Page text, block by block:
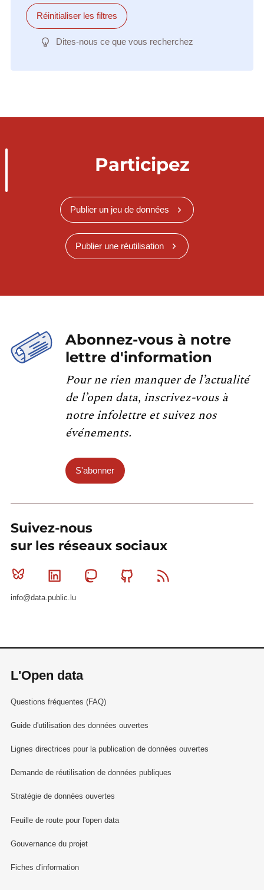
Réinitialiser les filtres
Dites-nous ce que vous recherchez
Participez
Publier un jeu de données
Publier une réutilisation
Abonnez-vous à notre
lettre d'information
Pour ne rien manquer de l’actualité
de l’open data, inscrivez-vous à
notre infolettre et suivez nos
événements.
S'abonner
Suivez-nous
sur les réseaux sociaux
Bluesky Linkedin MastodonGithub
info@data.public.lu
L'Open data
Questions fréquentes (FAQ)
Guide d'utilisation des données ouvertes
Lignes directrices pour la publication de données ouvertes
Demande de réutilisation de données publiques
Stratégie de données ouvertes
Feuille de route pour l'open data
Gouvernance du projet
Fiches d'information